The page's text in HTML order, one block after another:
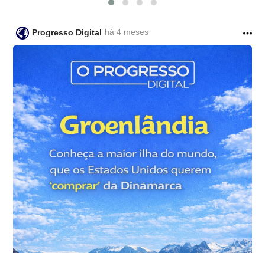
Progresso Digital há 4 meses